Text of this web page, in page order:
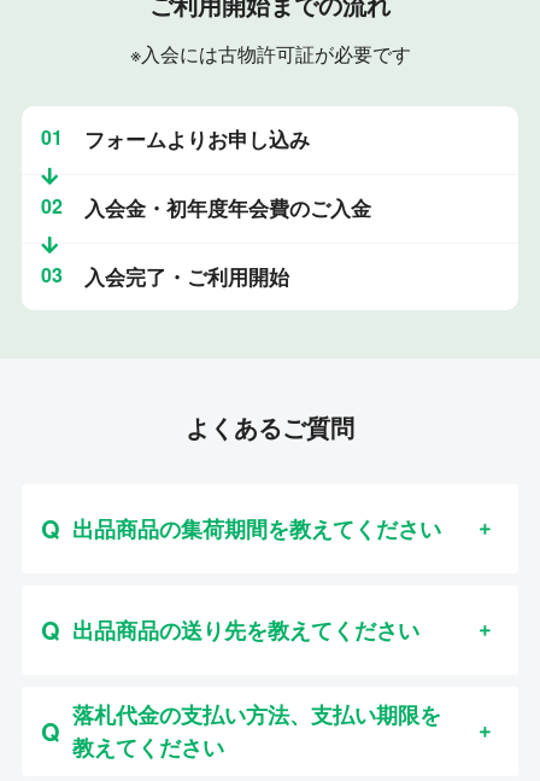
※入会には古物許可証が必要です
01 フォームよりお申し込み
02 入会金・初年度年会費のご入金
03 入会完了・ご利用開始
よくあるご質問
出品商品の集荷期間を教えてください
出品商品の送り先を教えてください
落札代金の支払い方法、支払い期限を
教えてください